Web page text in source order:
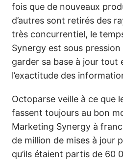
fois que de nouveaux
d’autres sont retirés des
très concurrentiel, le
Synergy est sous
garder sa base à jour tout
l’exactitude des
Octoparse veille à ce que
fassent toujours au bon
Marketing Synergy à
de million de mises à jour
qu’ils étaient partis de 60